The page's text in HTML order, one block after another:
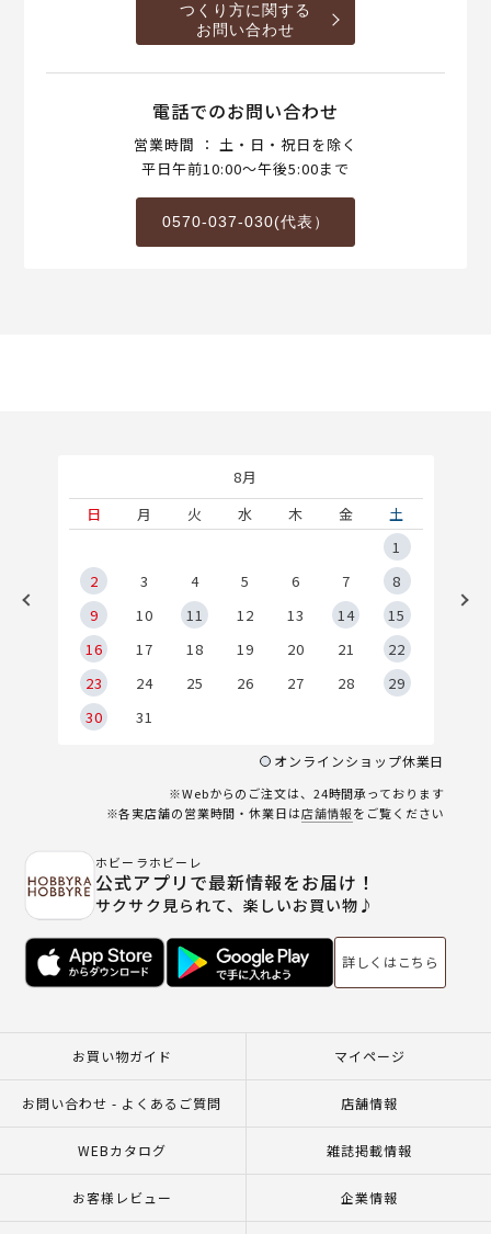
つくり方に関する
お問い合わせ
電話でのお問い合わせ
営業時間 ： 土・日・祝日を除く
平日午前10:00～午後5:00まで
0570-037-030(代表）
8月
日
月 火 水 木 金
土
1
2
3 4 5 6 7
8
9
10 11 12 13 14
15
16
17 18 19 20 21
22
23
24 25 26 27 28
29
30
31
オンラインショップ休業日
※Webからのご注文は、24時間承っております
※各実店舗の営業時間・休業日は店舗情報をご覧ください
ホビーラホビーレ
公式アプリで最新情報をお届け！
サクサク見られて、楽しいお買い物♪
詳しくはこちら
お買い物ガイド マイページ
お問い合わせ - よくあるご質問 店舗情報
WEBカタログ 雑誌掲載情報
お客様レビュー 企業情報